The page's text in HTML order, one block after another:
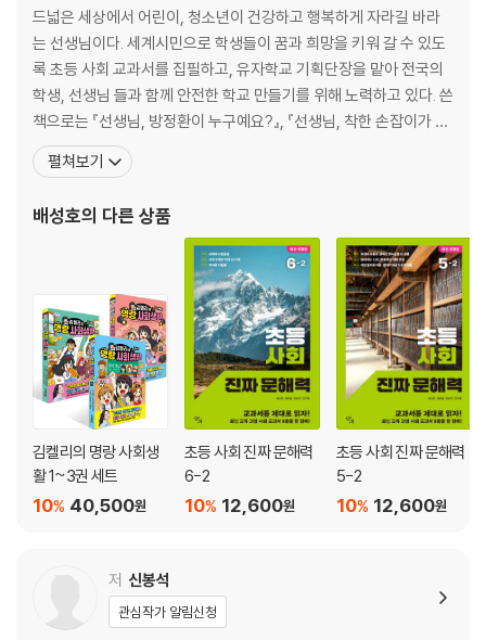
학년과 학기에 맞춤하도록 집필한 개념 안내서입니다.
모든 공부는 교과서에서 시작됩니다. 그런데 교과서는 선생님과 함께 공부
하기 위해 만든 책이라 혼자 읽기 어려울 수 있습니다. 그래서 교과서를 집
필한 현직 선생님이 어린이 혼자서도 교과서를 쉽게 읽을 수 있도록 풀어
쓴 책이 『초등 과학 진짜 문해력』입니다. 요즘 교실에서는 ‘수포자’처럼 스
스로를 ‘과포자’라고 부르며 힘들어하는 아이들이 있습니다. 학습 만화를
지식 교과를 제대로 이해하기 위해서는 국어나 영어, 수학과는 다른 접근
방식이 필요합니다. 다소 시간이 걸리더라도 책을 읽으며 개념어와 배경
설명을 따라 읽는 훈련을 해야 합니다.
문해력이란, 단순히 글을 잘 이해하는 힘이 아니라 글을 읽고 그 의도나 맥
락을 이해하여 내 삶과 연결시킬 수 있는 능력입니다. 그래서 대표적인 지
식 교과인 과학 과목 학습을 위해서는 개념 암기가 아니라 맥락 속에서 이
해하고 스스로 적용할 수 있는 ‘과학 문해력’이 필요합니다. 최신 교육 과정
을 반영한 『초등 과학 진짜 문해력』을 읽으며 ‘과학 문해력’의 기초를 탄탄
히 다지면, 초등학교뿐 아니라 중고등학교 과학 공부에도 큰 도움이 될 것
입니다.
· 한눈에 읽는 개념 지도
· 문해력 쏙쏙 모아 보기
『초등 과학 진짜 문해력 5-1』
1. 과학자의 탐구 생활
[한눈에 읽는 개념 지도] 과학자의 탐구 생활
· 탐구
· 변인 통제
[문해력 튼튼] 자료 정리의 끝판왕! 그래프는 누가 만들었을까?
[과학자의 탐구 생활] 별을 사랑한 소년
2. 지층과 화석
[한눈에 읽는 개념 지도] 지층과 화석
· 지층
· 지층의 특징
· 암석
· 퇴적암
· 화석이 만들어지는 과정
드넓은 세상에서 어린이, 청소년이 건강하고 행복하게 자라길 바라
는 선생님이다. 세계시민으로 학생들이 꿈과 희망을 키워 갈 수 있도
록 초등 사회 교과서를 집필하고, 유자학교 기획단장을 맡아 전국의
학생, 선생님 들과 함께 안전한 학교 만들기를 위해 노력하고 있다. 쓴
책으로는 『선생님, 방정환이 누구예요?』, 『선생님, 착한 손잡이가 뭐
예요?』, 『선생님, 코로나19가 뭐예요?』, 『선생님, 평화가 뭐예요?』,
『꿈을 담은 교문』 등이 있으며, 함께 쓴 책으로 『미래 세대를 위한 과
래 세대를 위한 인공지능 이
펼쳐보기
배성호의 다른 상품
김켈리의 명랑 사회생
활 1~3권 세트
40,500원
10%
초등 사회 진짜 문해력
6-2
12,600원
10%
초등 사회 진짜 문해력
5-2
12,600원
10%
저 신봉석
관심작가 알림신청